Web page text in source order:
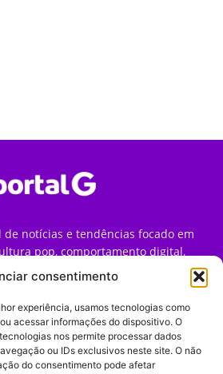
consentimento
experiência, usamos tecnologias como
acessar informações do dispositivo. O
nos permite processar dados
ou IDs exclusivos neste site. O não
do consentimento pode afetar
de notícias e tendências focado em
pop, comportamento digital,
iniciativas de marca que impactam a
vive e consome internet no Brasil.
contato@portalg.com.br